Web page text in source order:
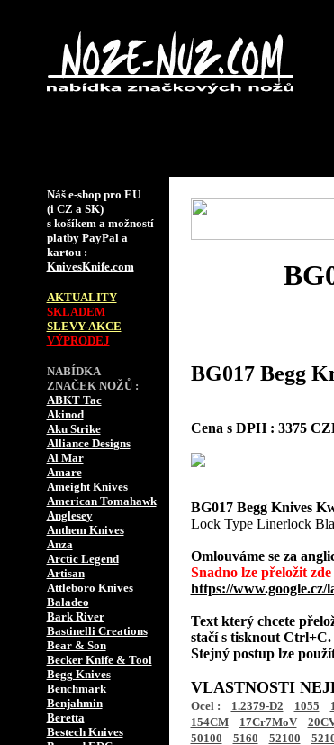
Náš e-shop pro EU
(i CZ a SK)
s košíkem a možností
platby PayPal a
kartou :
KnivesKnife.com
AKTUALITY
SKLADEM
SLEVY-AKCE
VÝPRODEJ
NABÍDKA
ZNAČEK NOŽŮ :
ABKT Tac
Akinod
Aku Strike
Alliance Designs
Al Mar
Amare
Ameight Knives
American Tomahawk
Anglesey
Anthem Knives
Anza
Arctic Legend
Artisan
Attleboro Knives
Baladeo
Bark River
Bastinelli Creations
Bear & Son
Becker Knife & Tool
Begg Knives
Benchmark
Benjahmin
Beretta
Bestech Knives
BG017 Begg
Cena s DPH : 3375
BG017 Begg Knives
Lock Type Linerlock
Omlouváme se za
Snadno lze přeložit zde
https://www.google.cz/
Text který chcete
stačí s tisknout
Stejný postup lze
VLASTNOSTI
Ocel : 1.2379-D2 1055
154CM
17Cr7MoV
50100
5160 52100